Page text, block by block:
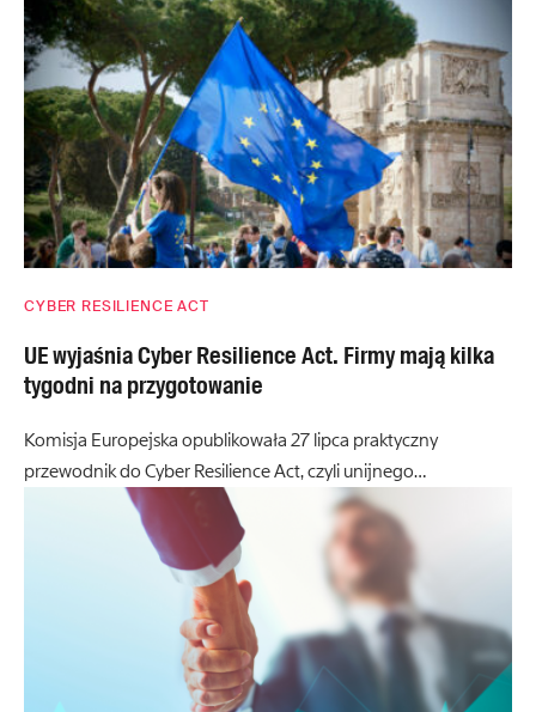
CYBER RESILIENCE ACT
UE wyjaśnia Cyber Resilience Act. Firmy mają kilka
tygodni na przygotowanie
Komisja Europejska opublikowała 27 lipca praktyczny
przewodnik do Cyber Resilience Act, czyli unijnego…